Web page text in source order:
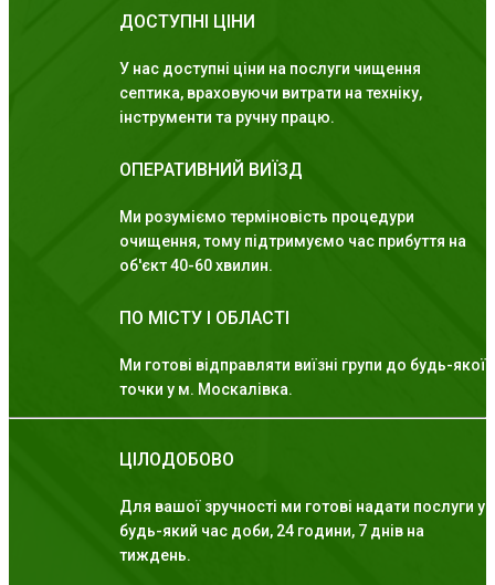
ДОСТУПНІ ЦІНИ
У нас доступні ціни на послуги чищення
септика, враховуючи витрати на техніку,
інструменти та ручну працю.
ОПЕРАТИВНИЙ ВИЇЗД
Ми розуміємо терміновість процедури
очищення, тому підтримуємо час прибуття на
об'єкт 40-60 хвилин.
ПО МІСТУ І ОБЛАСТІ
Ми готові відправляти виїзні групи до будь-якої
точки у м. Москалівка.
ЦІЛОДОБОВО
Для вашої зручності ми готові надати послуги у
будь-який час доби, 24 години, 7 днів на
тиждень.